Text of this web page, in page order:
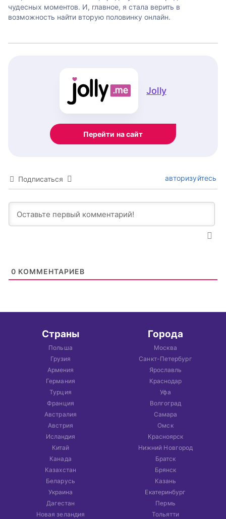
чудесных моментов. И, главное, я стала верить в
возможность найти вторую половинку онлайн.
Jolly
Перейти на сайт
Подписаться авторизуйтесь
0 КОММЕНТАРИЕВ
Страны
Польша
Грузия
Армения
Германия
Турция
Франция
Австралия
Австрия
Исландия
Китай
Канада
Казахстан
Беларусь
Украина
Дагестан
Новая зеландия
Города
Москва
Санкт-Петербург
Ярославль
Краснодар
Уфа
Волгоград
Самара
Омск
Красноярск
Нижний Новгород
Братск
Брянск
Казань
Екатеринбург
Пермь
Тольятти